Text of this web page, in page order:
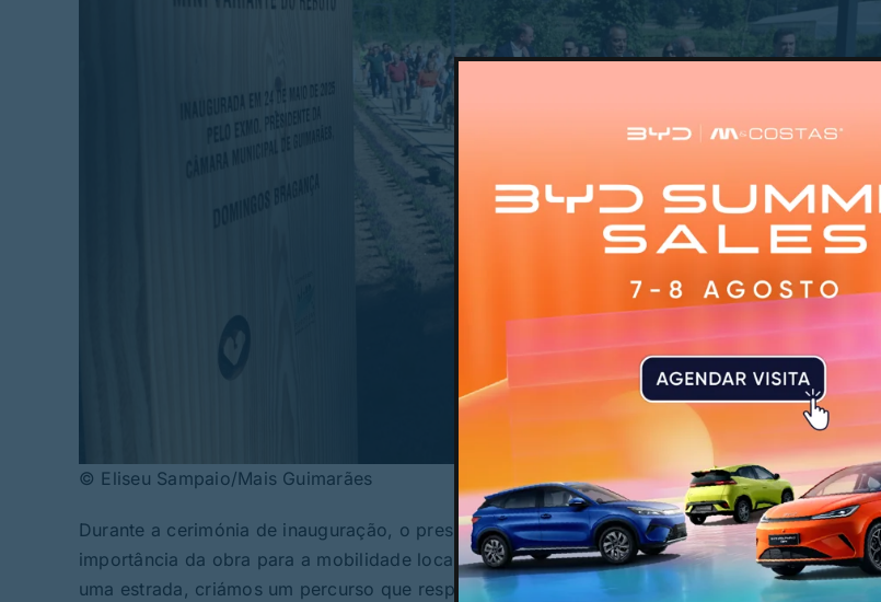
© Eliseu Sampaio/Mais Guimarães
Durante a cerimónia de inauguração, o presidente da Câmara Municipal, Domingos
importância da obra para a mobilidade local e para o ordenamento sustentável do território:
uma estrada, criámos um percurso que respeita o território, valoriza o espaço agrícola e